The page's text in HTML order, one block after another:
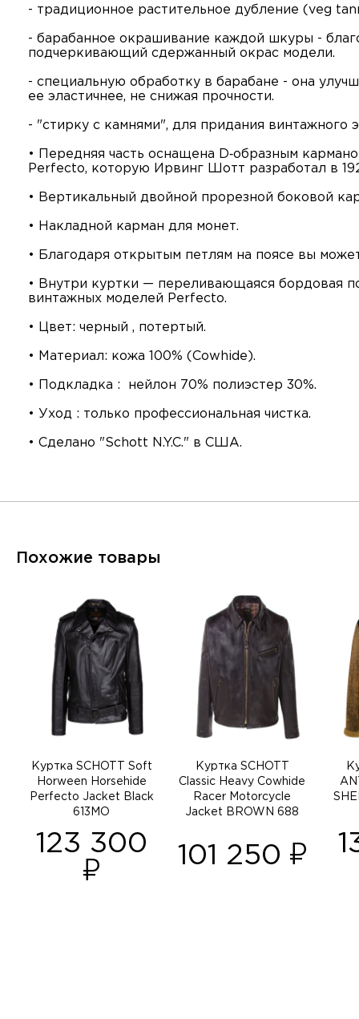
- традиционное растительное дубление (veg
- барабанное окрашивание каждой шкуры -
подчеркивающий сдержанный окрас модели.
- специальную обработку в барабане - она
ее эластичнее, не снижая прочности.
- "стирку с камнями", для придания винтажного
• Передняя часть оснащена D‑образным
Perfecto, которую Ирвинг Шотт разработал в
• Вертикальный двойной прорезной боковой
• Накладной карман для монет.
• Благодаря открытым петлям на поясе вы
• Внутри куртки — переливающаяся бордовая
винтажных моделей Perfecto.
• Цвет: черный , потертый.
• Материал: кожа 100% (Cowhide).
• Подкладка : нейлон 70% полиэстер 30%.
• Уход : только профессиональная чистка.
• Сделано "Schott N.Y.C." в США.
Похожие товары
Куртка SCHOTT Soft
Horween Horsehide
Perfecto Jacket Black
613MO
123 300
Куртка SCHOTT
Classic Heavy Cowhide
Racer Motorcycle
Jacket BROWN 688
101 250